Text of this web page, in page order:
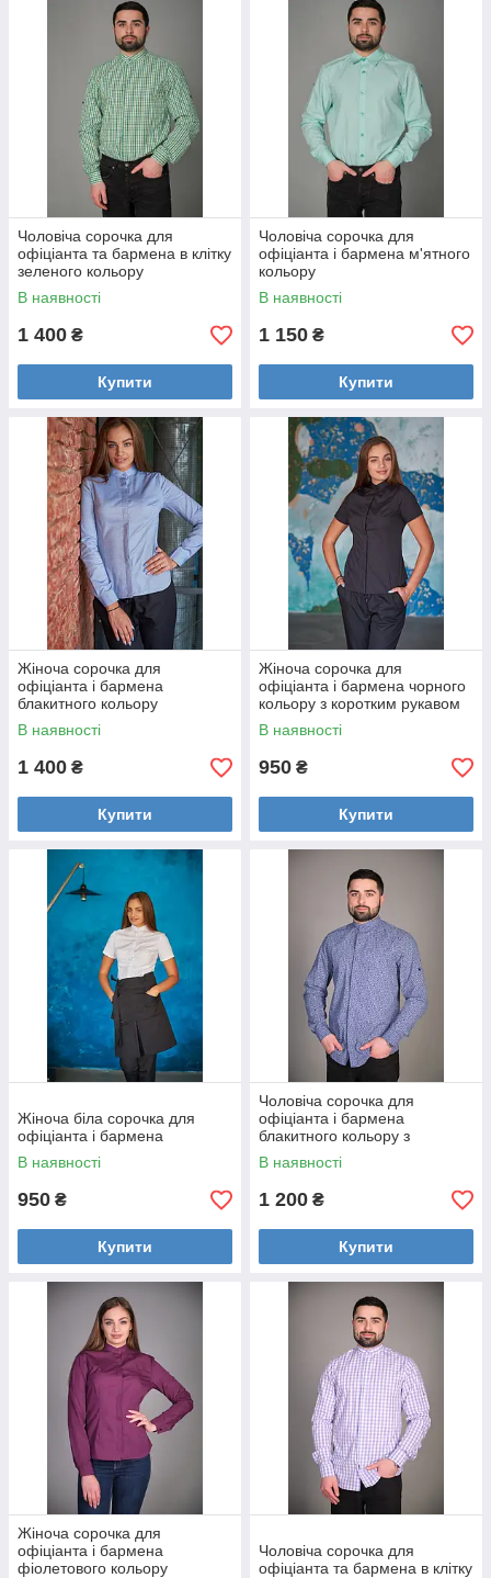
Чоловіча сорочка для
офіціанта та бармена в клітку
зеленого кольору
В наявності
1 400 ₴
Купити
Чоловіча сорочка для
офіціанта і бармена м'ятного
кольору
В наявності
1 150 ₴
Купити
Жіноча сорочка для
офіціанта і бармена
блакитного кольору
В наявності
1 400 ₴
Купити
Жіноча сорочка для
офіціанта і бармена чорного
кольору з коротким рукавом
В наявності
950 ₴
Купити
Жіноча біла сорочка для
офіціанта і бармена
В наявності
950 ₴
Купити
Чоловіча сорочка для
офіціанта і бармена
блакитного кольору з
принтом
В наявності
1 200 ₴
Купити
Жіноча сорочка для
офіціанта і бармена
фіолетового кольору
Чоловіча сорочка для
офіціанта та бармена в клітку